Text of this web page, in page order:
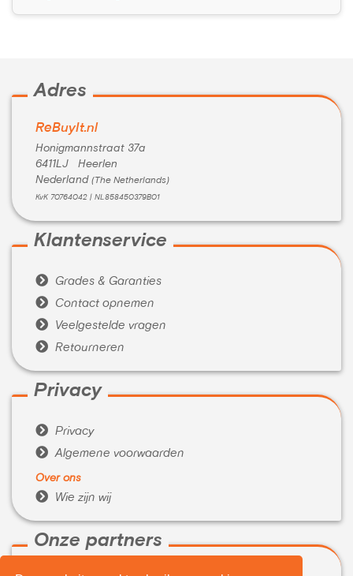
Adres
ReBuyIt.nl
Honigmannstraat 37a
6411LJ Heerlen
Nederland (The Netherlands)
KvK 70764042 | NL858450379B01
Klantenservice
 Grades & Garanties
 Contact opnemen
 Veelgestelde vragen
 Retourneren
Privacy
 Privacy
 Algemene voorwaarden
Over ons
 Wie zijn wij
Onze partners